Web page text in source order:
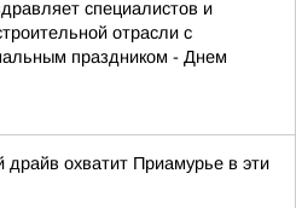
специалистов и
отрасли с
праздником - Днем
драйв охватит Приамурье в эти